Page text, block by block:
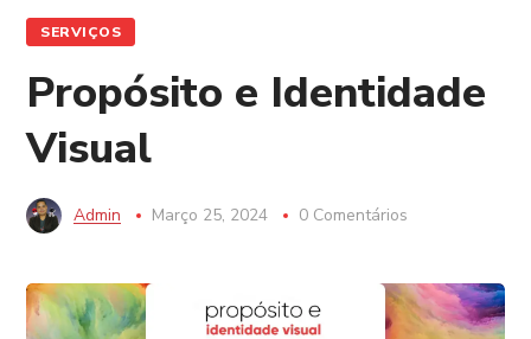
SERVIÇOS
Propósito e Identidade
Visual
Admin Março 25, 2024 0 Comentários